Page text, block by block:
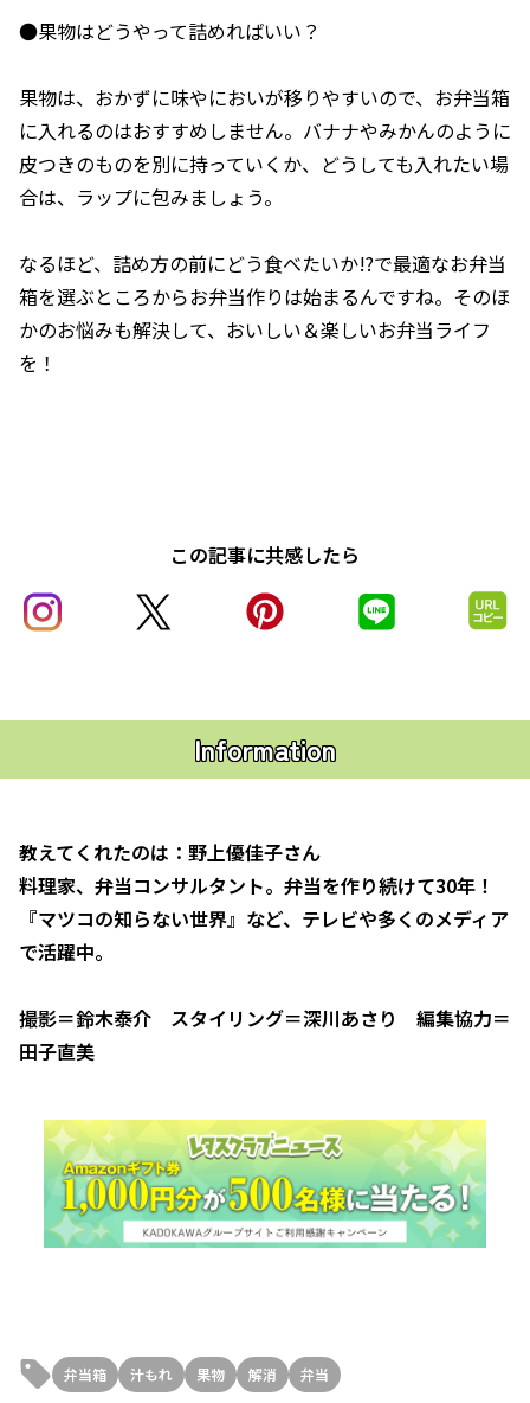
●果物はどうやって詰めればいい？
果物は、おかずに味やにおいが移りやすいので、お弁当箱
に入れるのはおすすめしません。バナナやみかんのように
皮つきのものを別に持っていくか、どうしても入れたい場
合は、ラップに包みましょう。
なるほど、詰め方の前にどう食べたいか!?で最適なお弁当
箱を選ぶところからお弁当作りは始まるんですね。そのほ
かのお悩みも解決して、おいしい＆楽しいお弁当ライフ
を！
この記事に共感したら
Information
教えてくれたのは：野上優佳子さん
料理家、弁当コンサルタント。弁当を作り続けて30年！
『マツコの知らない世界』など、テレビや多くのメディア
で活躍中。
撮影＝鈴木泰介 スタイリング＝深川あさり 編集協力＝
田子直美
弁当箱 汁もれ 果物 解消 弁当